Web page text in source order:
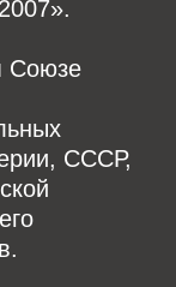
Союзе
СССР,